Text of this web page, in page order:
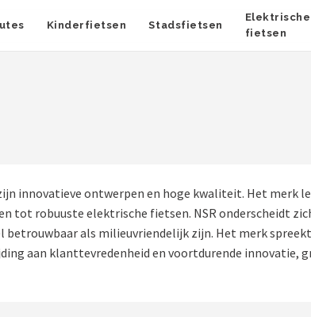
Kinderfietsen Stadsfietsen
Elektrische
fietsen
innovatieve ontwerpen en hoge kwaliteit. Het merk
tot robuuste elektrische fietsen. NSR onderscheidt
als milieuvriendelijk zijn. Het merk
aan klanttevredenheid en voortdurende